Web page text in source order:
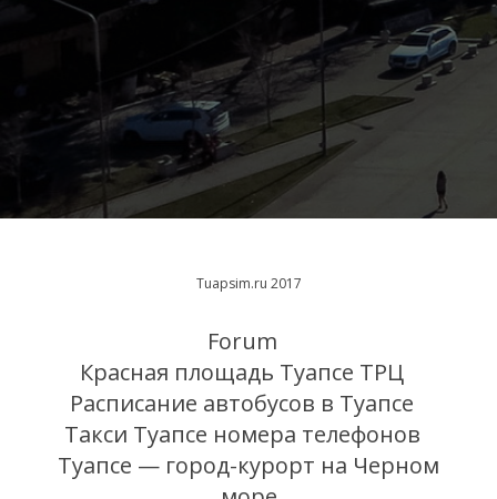
Tuapsim.ru 2017
Forum
Красная площадь Туапсе ТРЦ
Расписание автобусов в Туапсе
Такси Туапсе номера телефонов
Туапсе — город-курорт на Черном